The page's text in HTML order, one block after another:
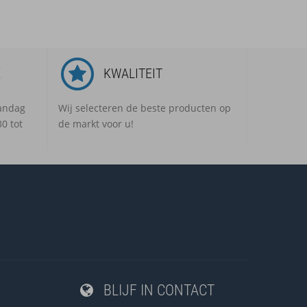
tot
KWALITEIT
Wij selecteren de beste producten op
de markt voor u!
BLIJF IN CONTACT